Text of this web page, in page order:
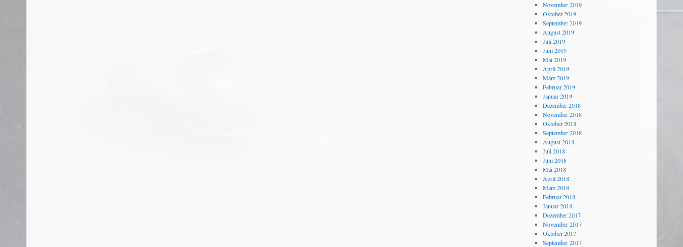
November 2019
Oktober 2019
September 2019
August 2019
Juli 2019
Juni 2019
Mai 2019
April 2019
März 2019
Februar 2019
Januar 2019
Dezember 2018
November 2018
Oktober 2018
September 2018
August 2018
Juli 2018
Juni 2018
Mai 2018
April 2018
März 2018
Februar 2018
Januar 2018
Dezember 2017
November 2017
Oktober 2017
September 2017